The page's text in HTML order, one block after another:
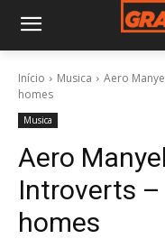
Início Musica
Aero
homes
Musica
Aero
Introverts
homes